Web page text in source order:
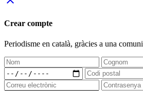
Crear compte
Periodisme en català, gràcies a una